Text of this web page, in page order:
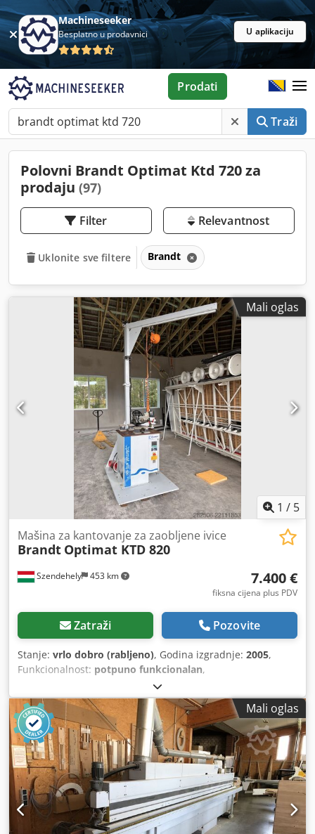
Machineseeker
Besplatno u prodavnici U aplikaciju
Traži
Prodati
Polovni Brandt Optimat Ktd 720 za
prodaju (97)
Filter Relevantnost
Uklonite sve filtere Brandt
Mali oglas
1 / 5
Szendehely 453 km
Mašina za kantovanje za zaobljene ivice
Brandt Optimat KTD 820
7.400 €
fiksna cijena plus PDV
Zatraži Pozovite
Stanje: vrlo dobro (rabljeno), Godina izgradnje: 2005,
Funkcionalnost: potpuno funkcionalan,
Mali oglas